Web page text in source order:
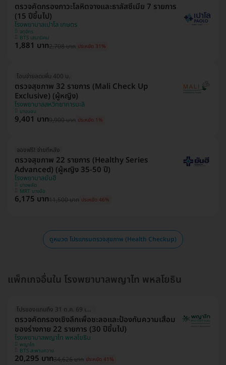
ตรวจคัดกรองภาวะโลหิตจางและธาลัสซีเมีย 7 รายการ
(15 ปีขึ้นไป)
โรงพยาบาลเปาโล เกษตร
จตุจักร
BTS เสนานิคม
1,881 บาท2,708 บาท ประหยัด 31%
โอนจ่ายลดเพิ่ม 400 บ.
ตรวจสุขภาพ 32 รายการ (Mali Check Up
Exclusive) (ผู้หญิง)
โรงพยาบาลสหวิทยาการมะลิ
บางบอน
9,401 บาท9,900 บาท ประหยัด 1%
จองฟรี! จ่ายทีหลัง
ตรวจสุขภาพ 22 รายการ (Healthy Series
Advanced) (ผู้หญิง 35-50 ปี)
โรงพยาบาลยันฮี
บางพลัด
MRT บางอ้อ
6,175 บาท11,500 บาท ประหยัด 46%
ดูหมวด โปรแกรมตรวจสุขภาพ (Health Checkup)
แพ็กเกจอื่นใน โรงพยาบาลพญาไท พหลโยธิน
โปรของแถมถึง 31 ต.ค. 69 เท่านั้น!
ตรวจคัดกรองเชิงลึกเพื่อชะลอและป้องกันความเสื่อม
ของร่างกาย 22 รายการ (30 ปีขึ้นไป)
โรงพยาบาลพญาไท พหลโยธิน
พญาไท
BTS สะพานควาย
20,295 บาท34,626 บาท ประหยัด 41%